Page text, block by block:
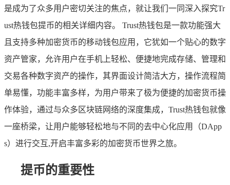
是成为了众多用户密切关注的焦点，就让我们一同深入探究Tr
ust热钱包提币的相关详细内容。 Trust热钱包是一款功能强大
且支持多种加密货币的移动钱包应用，它犹如一个贴心的数字
资产管家，允许用户在手机上轻松、便捷地完成存储、管理和
交易各种数字资产的操作，其界面设计简洁大方，操作流程简
单易懂，功能丰富多样，为用户带来了极为便捷的加密货币操
作体验，通过与众多区块链网络的深度集成，Trust热钱包就像
一座桥梁，让用户能够轻松地与不同的去中心化应用（DApp
s）进行交互,开启丰富多彩的加密货币世界之旅。
提币的重要性